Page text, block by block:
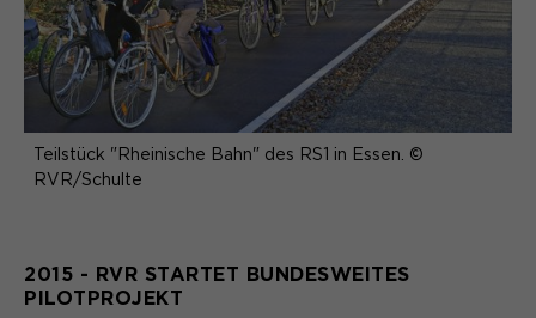
Teilstück "Rheinische Bahn" des RS1 in Essen. ©
RVR/Schulte
2015 - RVR STARTET BUNDESWEITES
PILOTPROJEKT